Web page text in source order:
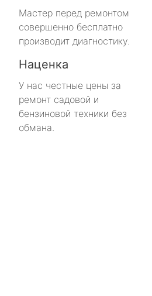
Мастер перед ремонтом
совершенно бесплатно
производит диагностику.
Наценка
У нас честные цены за
ремонт садовой и
бензиновой техники без
обмана.